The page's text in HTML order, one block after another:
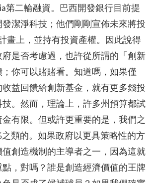
第二輪融資。巴西開發銀行目前提
潔淨科技；他們剛剛宣佈未來將投
畫上，並持有投資產權。因此說得
是否考慮過，也許從所謂的「創新
你可以賭賭看。知道嗎，如果僅
收益回饋給創新基金，就有更多錢投
。然而，理論上，許多州預算都試
有限。但或許更重要的是，我們之
之類的。如果政府以更具策略性的方
創造機制的主導者之一，因為這就
，對嗎？誰是創造經濟價值的王牌